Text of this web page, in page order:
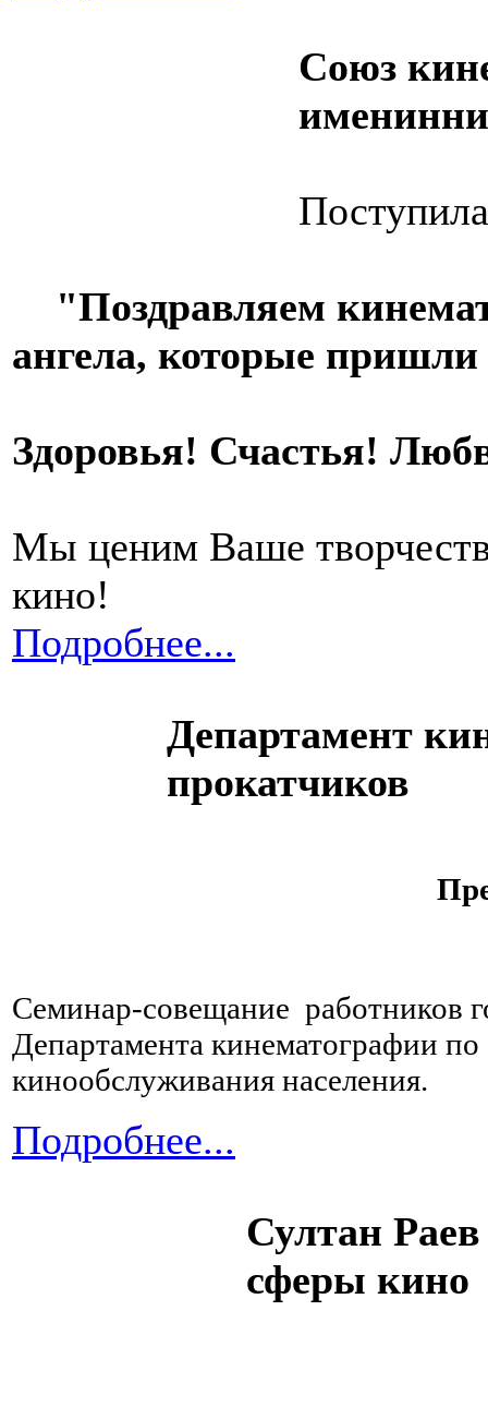
Союз
"Поздравляем
ангела, которые
Здоровья! Счастья!
Мы ценим Ваше
кино!
Подробнее...
Департамент
прокатчиков
Семинар-совещание работников
Департамента кинематографии
кинообслуживания населения.
Подробнее...
Султан Раев
сферы кино